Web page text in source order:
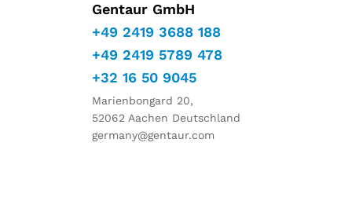
Gentaur GmbH
+49 2419 3688 188
+49 2419 5789 478
+32 16 50 9045
Marienbongard 20,
52062 Aachen Deutschland
germany@gentaur.com